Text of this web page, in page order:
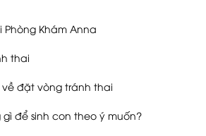
Khám Anna
thai
đặt vòng tránh thai
để sinh con theo ý muốn?